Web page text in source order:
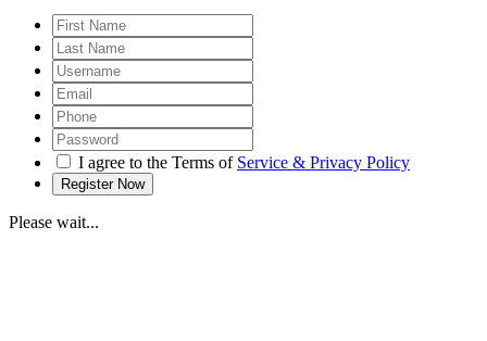
I agree to the Terms of Service & Privacy Policy
Please wait...